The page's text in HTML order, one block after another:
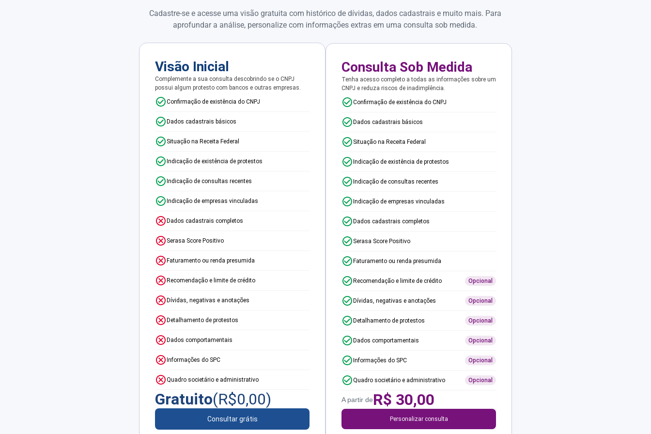
Cadastre-se e acesse uma visão gratuita com histórico de dívidas, dados cadastrais e muito mais. Para
aprofundar a análise, personalize com informações extras em uma consulta sob medida.
Visão Inicial
Complemente a sua consulta descobrindo se o CNPJ
possui algum protesto com bancos e outras empresas.
Confirmação de existência do CNPJ
Dados cadastrais básicos
Situação na Receita Federal
Indicação de existência de protestos
Indicação de consultas recentes
Indicação de empresas vinculadas
Dados cadastrais completos
Serasa Score Positivo
Faturamento ou renda presumida
Recomendação e limite de crédito
Dívidas, negativas e anotações
Detalhamento de protestos
Dados comportamentais
Informações do SPC
Quadro societário e administrativo
Gratuito(R$0,00)
Consultar grátis
Consulta Sob Medida
Tenha acesso completo a todas as informações sobre um
CNPJ e reduza riscos de inadimplência.
Confirmação de existência do CNPJ
Dados cadastrais básicos
Situação na Receita Federal
Indicação de existência de protestos
Indicação de consultas recentes
Indicação de empresas vinculadas
Dados cadastrais completos
Serasa Score Positivo
Faturamento ou renda presumida
Recomendação e limite de crédito Opcional
Dívidas, negativas e anotações Opcional
Detalhamento de protestos Opcional
Dados comportamentais Opcional
Informações do SPC Opcional
Quadro societário e administrativo Opcional
A partir deR$ 30,00
Personalizar consulta